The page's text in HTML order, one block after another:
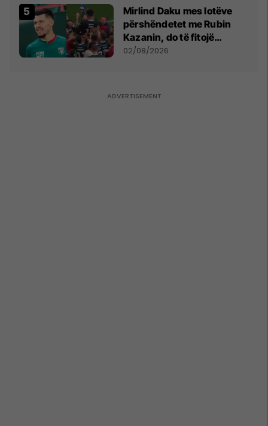
Mirlind Daku mes lotëve
përshëndetet me Rubin
Kazanin, do të fitojë
miliona te Spartak Moska
02/08/2026